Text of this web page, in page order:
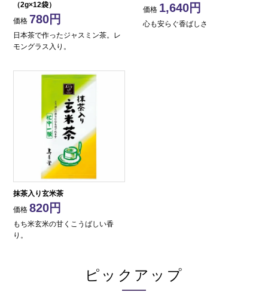
（2g×12袋）
価格 780
日本茶で作ったジャスミン茶。レ
モングラス入り。
価格 1,640
心も安らぐ香ばしさ
抹茶入り玄米茶
価格 820
もち米玄米の甘くこうばしい香
り。
ピックアップ